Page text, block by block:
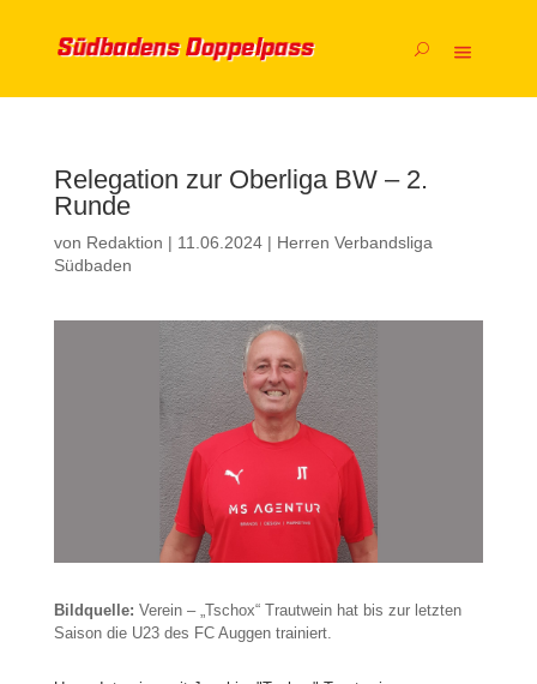
Relegation zur Oberliga BW – 2.
Runde
von Redaktion | 11.06.2024| Herren Verbandsliga
Südbaden
Bildquelle: Verein – „Tschox“ Trautwein hat bis zur letzten
Saison die U23 des FC Auggen trainiert.